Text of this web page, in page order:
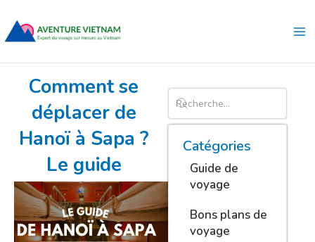
contenu
Comment se
déplacer de
Hanoï à Sapa ?
Le guide
Catégories
Guide de
voyage
Bons plans de
voyage